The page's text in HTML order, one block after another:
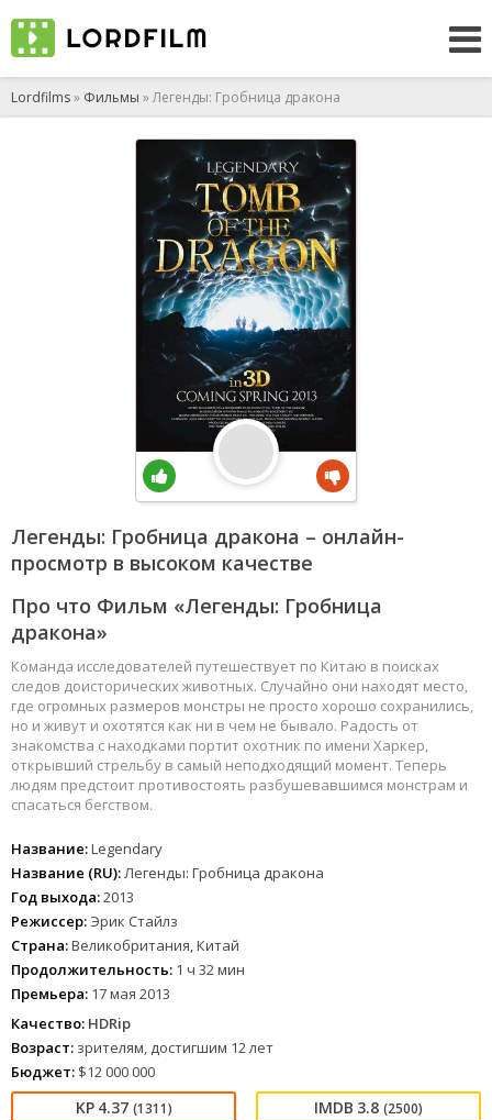
Lordfilms» Фильмы » Легенды: Гробница дракона
Легенды: Гробница дракона – онлайн-
просмотр в высоком качестве
Про что Фильм «Легенды: Гробница
дракона»
Команда исследователей путешествует по Китаю в поисках
следов доисторических животных. Случайно они находят место,
где огромных размеров монстры не просто хорошо сохранились,
но и живут и охотятся как ни в чем не бывало. Радость от
знакомства с находками портит охотник по имени Харкер,
открывший стрельбу в самый неподходящий момент. Теперь
людям предстоит противостоять разбушевавшимся монстрам и
спасаться бегством.
Название:Legendary
Название (RU):Легенды: Гробница дракона
Год выхода:2013
Режиссер: Эрик Стайлз
Страна:Великобритания, Китай
Продолжительность: 1 ч 32 мин
Премьера: 17 мая 2013
Качество: HDRip
Возраст: зрителям, достигшим 12 лет
Бюджет: $12 000 000
4.37 (1311) 3.8 (2500)